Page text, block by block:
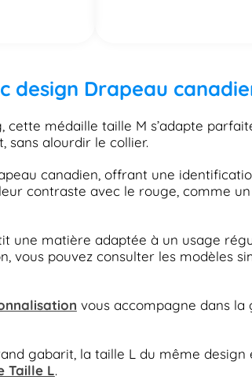
design Drapeau
cette médaille taille M s’adapte
sans alourdir le collier.
canadien, offrant une
contraste avec le rouge, comme
une matière adaptée à un usage
vous pouvez consulter les modèles
vous accompagne dans
gabarit, la taille L du même
Taille L.